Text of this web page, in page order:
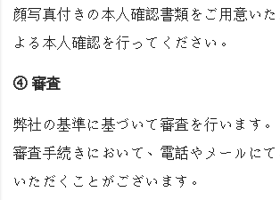
顔写真付きの本人確認書類をご用意い
よる本人確認を行ってください。
④ 審査
弊社の基準に基づいて審査を行います。
審査手続きにおいて、電話やメールに
いただくことがございます。